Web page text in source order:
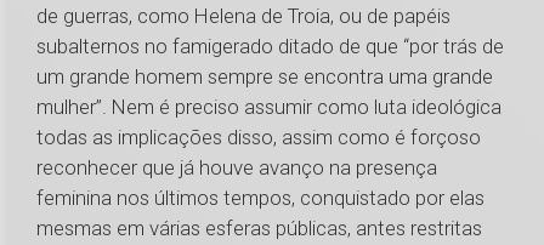
de guerras, como Helena de Troia, ou de papéis
subalternos no famigerado ditado de que “por trás de
um grande homem sempre se encontra uma grande
mulher”. Nem é preciso assumir como luta ideológica
todas as implicações disso, assim como é forçoso
reconhecer que já houve avanço na presença
feminina nos últimos tempos, conquistado por elas
mesmas em várias esferas públicas, antes restritas